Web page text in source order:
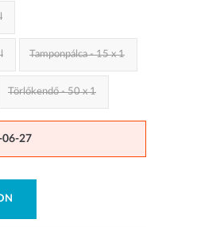
Tamponpálca - 15 x 1
Törlőkendő - 50 x 1
06-27